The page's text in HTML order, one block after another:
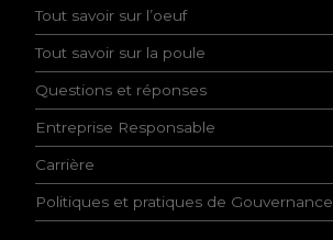
s
s
a
n
c
e
d
e
l
a
p
Tout savoir sur l’oeuf
Tout savoir sur la poule
Questions et réponses
Entreprise Responsable
Carrière
Politiques et pratiques de Gouvernance